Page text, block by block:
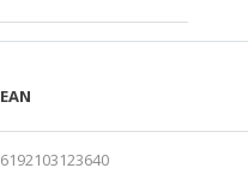
EAN
6192103123640